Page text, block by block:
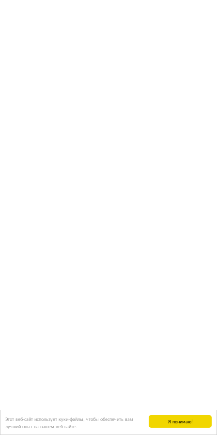
Я понимаю!
Этот веб-сайт использует куки-файлы, чтобы обеспечить вам
лучший опыт на нашем веб-сайте.